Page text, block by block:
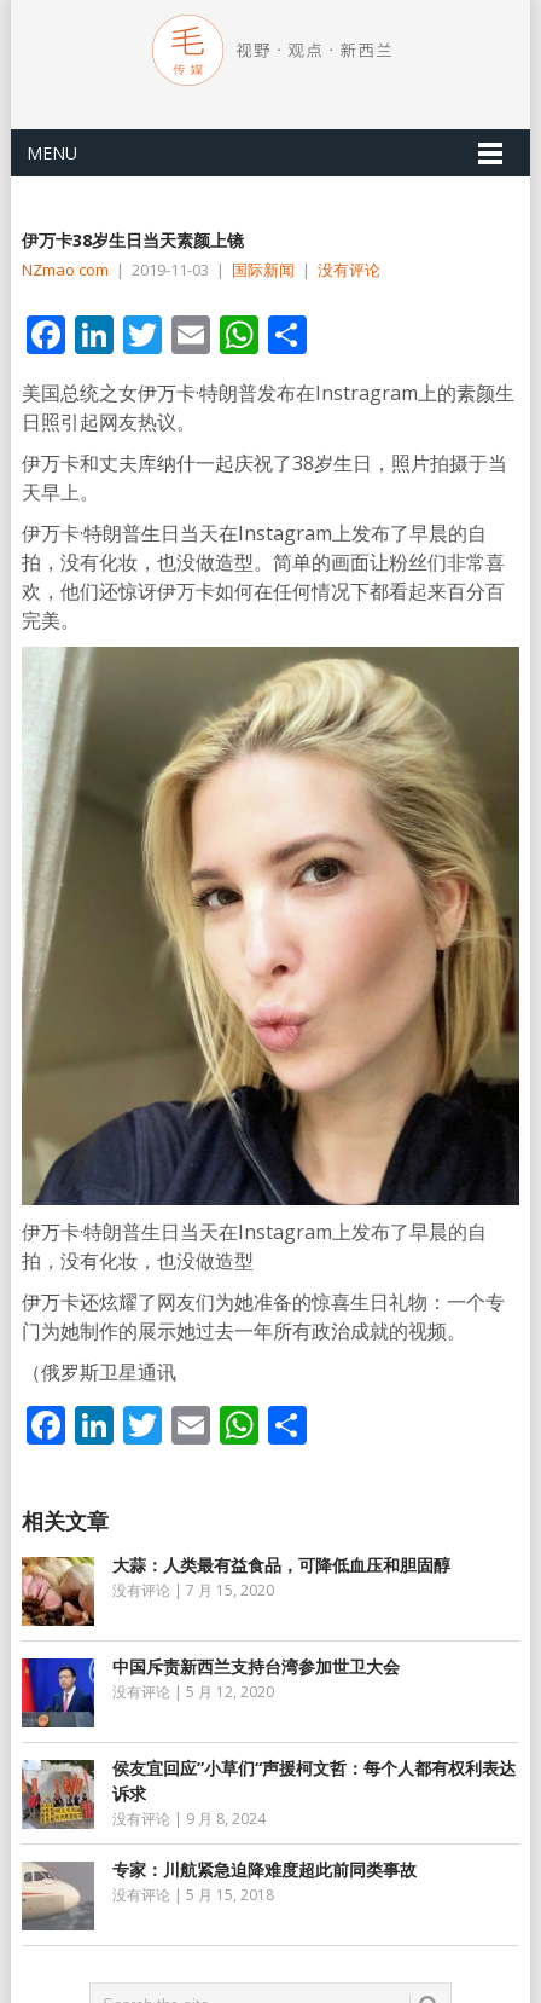
MENU
伊万卡38岁生日当天素颜上镜
NZmao com | 2019-11-03 | 国际新闻 | 没有评论
Facebook
LinkedIn
Twitter
EmailWhatsApp
分
享
美国总统之女伊万卡·特朗普发布在Instragram上的素颜生
日照引起网友热议。
伊万卡和丈夫库纳什一起庆祝了38岁生日，照片拍摄于当
天早上。
伊万卡·特朗普生日当天在Instagram上发布了早晨的自
拍，没有化妆，也没做造型。简单的画面让粉丝们非常喜
欢，他们还惊讶伊万卡如何在任何情况下都看起来百分百
完美。
伊万卡·特朗普生日当天在Instagram上发布了早晨的自
拍，没有化妆，也没做造型
伊万卡还炫耀了网友们为她准备的惊喜生日礼物：一个专
门为她制作的展示她过去一年所有政治成就的视频。
（俄罗斯卫星通讯
Facebook
LinkedIn
Twitter
EmailWhatsApp
分
大蒜：人类最有益食品，可降低血压和胆固醇
没有评论 | 7 月 15, 2020
中国斥责新西兰支持台湾参加世卫大会
没有评论 | 5 月 12, 2020
侯友宜回应”小草们“声援柯文哲：每个人都有权利表达
诉求
没有评论 | 9 月 8, 2024
专家：川航紧急迫降难度超此前同类事故
没有评论 | 5 月 15, 2018